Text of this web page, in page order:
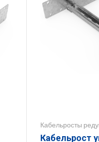
Кабельросты
Кабельрост угловой